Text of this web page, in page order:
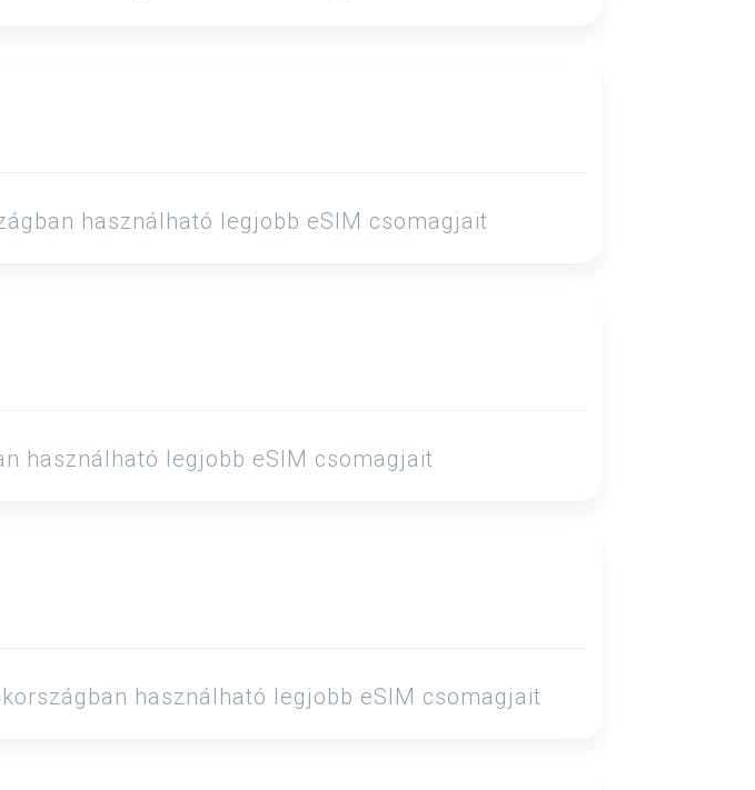
használható legjobb eSIM csomagjait
használható legjobb eSIM csomagjait
használható legjobb eSIM csomagjait